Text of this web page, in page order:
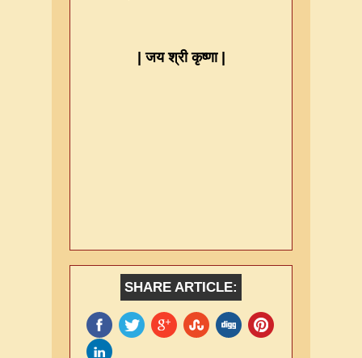
|जय श्री कृष्णा |
SHARE ARTICLE: